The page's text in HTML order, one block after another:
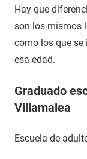
Hay que
son los mismos
como los que se
esa edad.
Graduado
Villamalea
Escuela de